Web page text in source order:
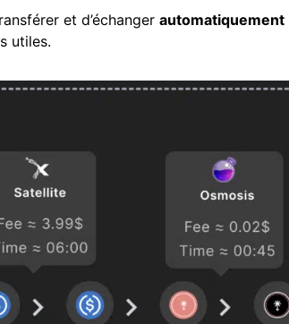
et d’échanger automatiquement
utiles.